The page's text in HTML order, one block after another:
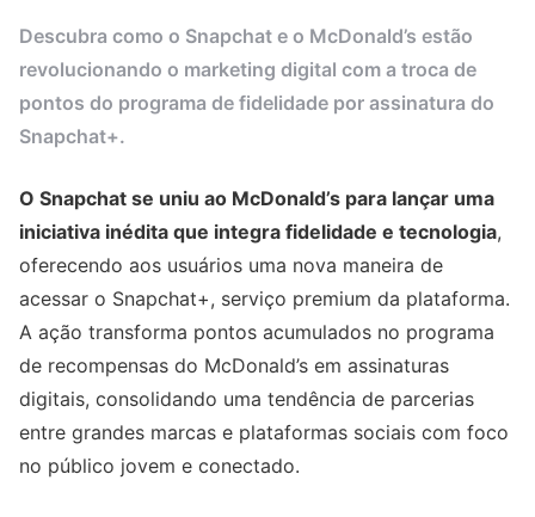
Descubra como o Snapchat e o McDonald’s estão
revolucionando o marketing digital com a troca de
pontos do programa de fidelidade por assinatura do
Snapchat+.
O Snapchat se uniu ao McDonald’s para lançar uma
iniciativa inédita que integra fidelidade e tecnologia,
oferecendo aos usuários uma nova maneira de
acessar o Snapchat+, serviço premium da plataforma.
A ação transforma pontos acumulados no programa
de recompensas do McDonald’s em assinaturas
digitais, consolidando uma tendência de parcerias
entre grandes marcas e plataformas sociais com foco
no público jovem e conectado.